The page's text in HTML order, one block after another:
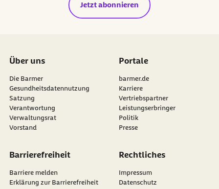
Jetzt abonnieren
Über uns
Die Barmer
Gesundheitsdatennutzung
Satzung
Verantwortung
Verwaltungsrat
Vorstand
Portale
barmer.de
Karriere
Vertriebspartner
Leistungserbringer
Politik
Presse
Barrierefreiheit
Barriere melden
Erklärung zur Barrierefreiheit
Rechtliches
Impressum
Datenschutz